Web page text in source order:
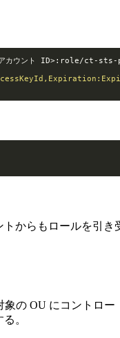
カウント ID>:role/ct-
からもロールを引き
象の OU にコントロー
。